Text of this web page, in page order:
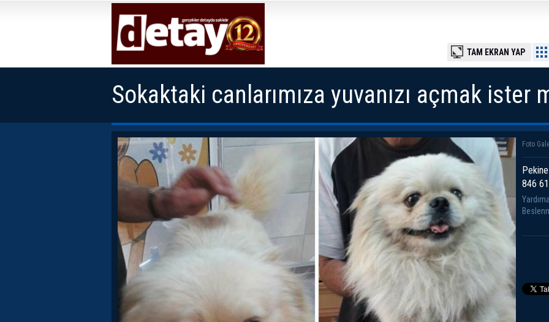
TAM EKRAN YAP
Sokaktaki canlarımıza yuvanızı açmak ister
Foto
846